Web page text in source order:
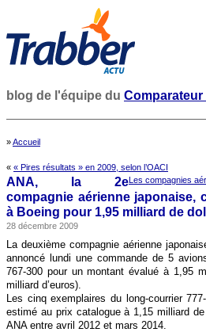
blog de l'équipe du
»Accueil
« « Pires résultats » en 2009, selon l’OACI
Les compagnies
ANA, la 2e
compagnie aérienne japonaise,
à Boeing pour 1,95 milliard de
28 décembre 2009
La deuxième compagnie aérienne
annoncé lundi une commande de 5
767-300 pour un montant évalué à 1,95
milliard d’euros).
Les cinq exemplaires du long-courrier
estimé au prix catalogue à 1,15 milliard
ANA entre avril 2012 et mars 2014.